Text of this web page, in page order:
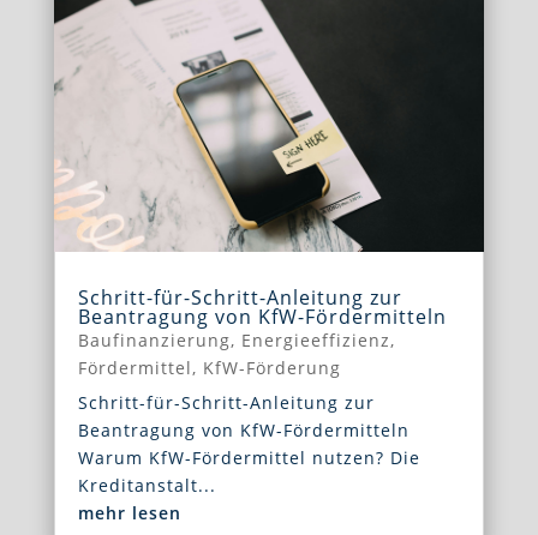
Schritt-für-Schritt-Anleitung zur
Beantragung von KfW-Fördermitteln
Baufinanzierung, Energieeffizienz,
Fördermittel, KfW-Förderung
Schritt-für-Schritt-Anleitung zur
Beantragung von KfW-Fördermitteln
Warum KfW-Fördermittel nutzen? Die
Kreditanstalt...
mehr lesen